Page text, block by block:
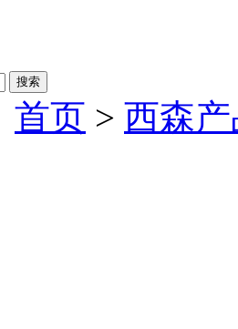
首页 > 西森